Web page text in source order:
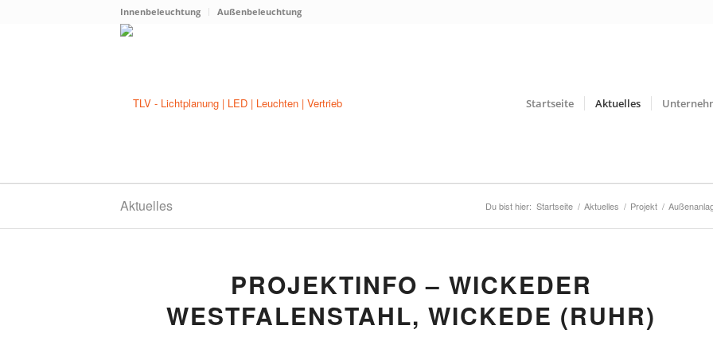
Innenbeleuchtung Außenbeleuchtung
Startseite Aktuelles
Aktuelles Du bist hier: Startseite / Aktuelles / Projekt /
PROJEKTINFO – WICKEDER
WESTFALENSTAHL, WICKEDE (RUHR)